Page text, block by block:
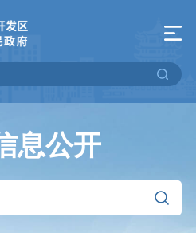
息公开